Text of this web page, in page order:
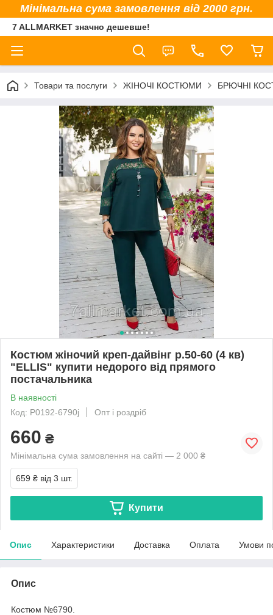
Мінімальна сума замовлення від 2000 грн.
7 ALLMARKET значно дешевше!
Товари та послуги ЖІНОЧІ КОСТЮМИ БРЮЧНІ
Костюм жіночий креп-дайвінг р.50-60 (4 кв)
"ELLIS" купити недорого від прямого
постачальника
В наявності
Код: P0192-6790j
Опт і роздріб
660 ₴
Мінімальна сума замовлення на сайті — 2 000 ₴
659 ₴ від 3 шт.
Купити
Опис Характеристики Доставка Оплата Умови
Опис
Костюм №6790.